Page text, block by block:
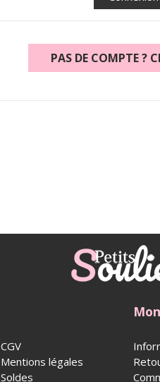
PAS DE COMPTE ?
CGV
Mentions légales
Soldes